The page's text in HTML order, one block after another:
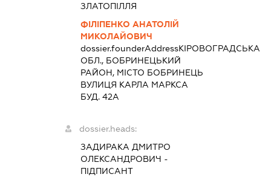
ЗЛАТОПІЛЛЯ
ФІЛІПЕНКО АНАТОЛІЙ
МИКОЛАЙОВИЧ
dossier.founderAddressКІРОВОГРАДСЬКА
ОБЛ., БОБРИНЕЦЬКИЙ
РАЙОН, МІСТО БОБРИНЕЦЬ
ВУЛИЦЯ КАРЛА МАРКСА
БУД. 42А
dossier.heads:
ЗАДИРАКА ДМИТРО
ОЛЕКСАНДРОВИЧ -
ПІДПИСАНТ